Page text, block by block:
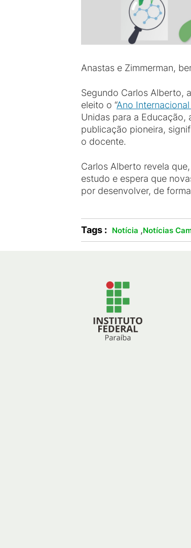
Anastas e Zimmerman,
Segundo Carlos Alberto,
eleito o “Ano
Unidas para a Educação,
publicação pioneira,
o docente.
Carlos Alberto revela
estudo e espera que
por desenvolver, de
Tags : Notícia ,Notícias